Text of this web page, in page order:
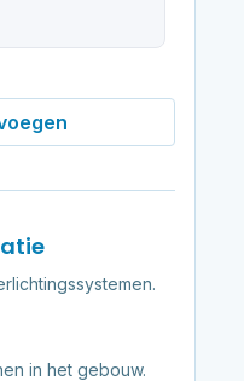
in het gebouw.